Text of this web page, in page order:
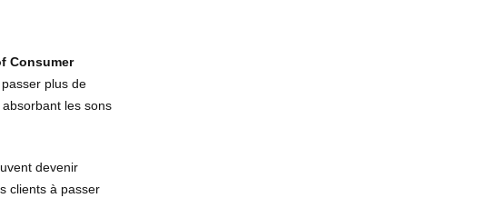
Consumer
plus de
absorbant les sons
devenir
clients à passer